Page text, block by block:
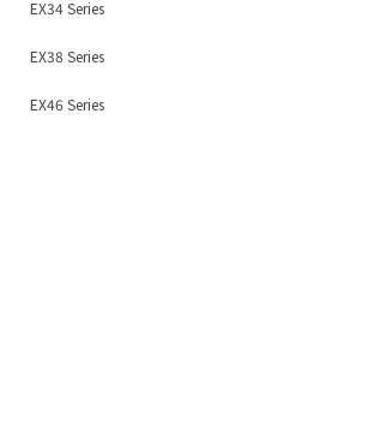
EX34 Series
EX38 Series
EX46 Series